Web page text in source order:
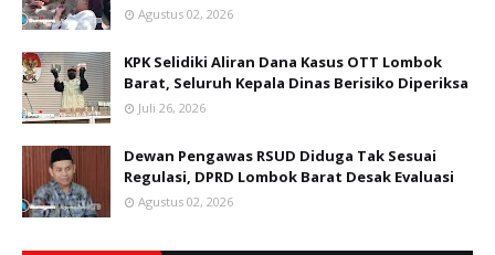
Agustus 02, 2026
KPK Selidiki Aliran Dana Kasus OTT Lombok
Barat, Seluruh Kepala Dinas Berisiko Diperiksa
Juli 26, 2026
Dewan Pengawas RSUD Diduga Tak Sesuai
Regulasi, DPRD Lombok Barat Desak Evaluasi
Agustus 02, 2026